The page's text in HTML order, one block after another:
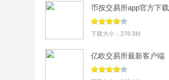
币按交易所app官方下载
v3.18.4
下载大小：276.9M
亿欧交易所最新客户端
安装包v6.183.0